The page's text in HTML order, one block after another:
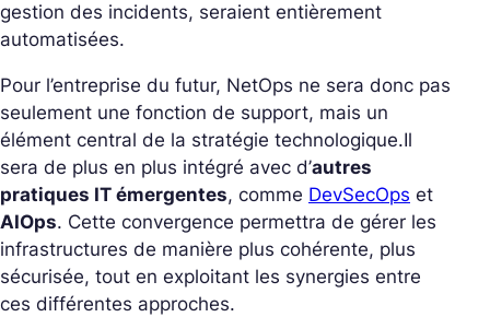
gestion des incidents, seraient entièrement
automatisées.
Pour l’entreprise du futur, NetOps ne sera donc pas
seulement une fonction de support, mais un
élément central de la stratégie technologique.Il
sera de plus en plus intégré avec d’autres
pratiques IT émergentes, comme DevSecOps et
AIOps. Cette convergence permettra de gérer les
infrastructures de manière plus cohérente, plus
sécurisée, tout en exploitant les synergies entre
ces différentes approches.